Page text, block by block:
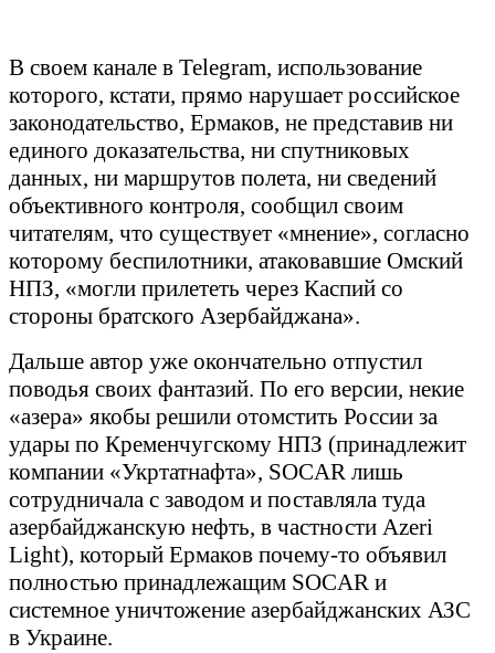
В своем канале в Telegram, использование
которого, кстати, прямо нарушает российское
законодательство, Ермаков, не представив ни
единого доказательства, ни спутниковых
данных, ни маршрутов полета, ни сведений
объективного контроля, сообщил своим
читателям, что существует «мнение», согласно
которому беспилотники, атаковавшие Омский
НПЗ, «могли прилететь через Каспий со
стороны братского Азербайджана».
Дальше автор уже окончательно отпустил
поводья своих фантазий. По его версии, некие
«азера» якобы решили отомстить России за
удары по Кременчугскому НПЗ (принадлежит
компании «Укртатнафта», SOCAR лишь
сотрудничала с заводом и поставляла туда
азербайджанскую нефть, в частности Azeri
Light), который Ермаков почему-то объявил
полностью принадлежащим SOCAR и
системное уничтожение азербайджанских АЗС
в Украине.